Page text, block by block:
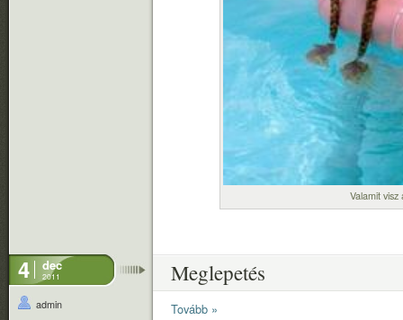
Valamit visz
4 dec
2011
admin
Meglepetés
Tovább »